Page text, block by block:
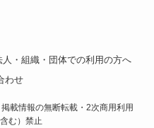
人・組織・団体での利用の方へ
わせ
載情報の無断転載・2次商用利用
む）禁止